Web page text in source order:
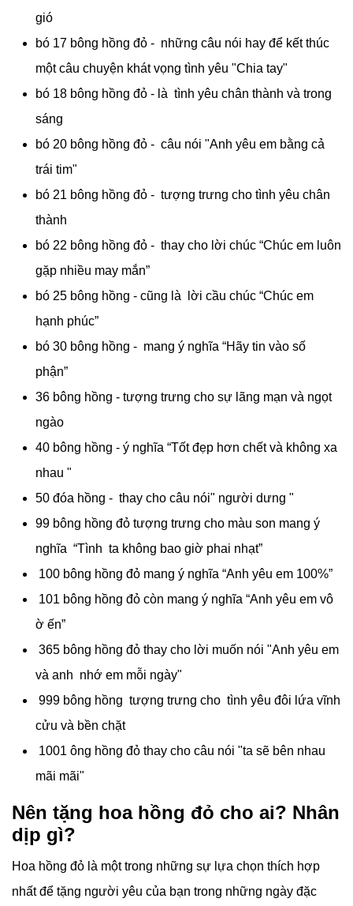
gió
bó 17 bông hồng đỏ - những câu nói hay để kết thúc
một câu chuyện khát vọng tình yêu "Chia tay"
bó 18 bông hồng đỏ - là tình yêu chân thành và trong
sáng
bó 20 bông hồng đỏ - câu nói "Anh yêu em bằng cả
trái tim"
bó 21 bông hồng đỏ - tượng trưng cho tình yêu chân
thành
bó 22 bông hồng đỏ - thay cho lời chúc “Chúc em luôn
gặp nhiều may mắn”
bó 25 bông hồng - cũng là lời cầu chúc “Chúc em
hạnh phúc”
bó 30 bông hồng - mang ý nghĩa “Hãy tin vào số
phận”
36 bông hồng - tượng trưng cho sự lãng mạn và ngọt
ngào
40 bông hồng - ý nghĩa “Tốt đẹp hơn chết và không xa
nhau "
50 đóa hồng - thay cho câu nói" người dưng "
99 bông hồng đỏ tượng trưng cho màu son mang ý
nghĩa “Tình ta không bao giờ phai nhạt”
100 bông hồng đỏ mang ý nghĩa “Anh yêu em 100%”
101 bông hồng đỏ còn mang ý nghĩa “Anh yêu em vô
ờ ến”
365 bông hồng đỏ thay cho lời muốn nói "Anh yêu em
và anh nhớ em mỗi ngày"
999 bông hồng tượng trưng cho tình yêu đôi lứa vĩnh
cửu và bền chặt
1001 ông hồng đỏ thay cho câu nói "ta sẽ bên nhau
mãi mãi"
Nên tặng hoa hồng đỏ cho ai? Nhân
dịp gì?
Hoa hồng đỏ là một trong những sự lựa chọn thích hợp
nhất để tặng người yêu của bạn trong những ngày đặc